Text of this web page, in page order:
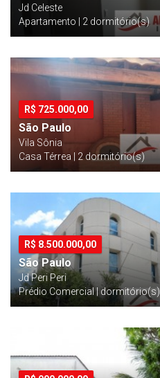
Jd Celeste
Apartamento | 2 dormitório(s)
R$ 725.000,00
São Paulo
Vila Sônia
Casa Térrea | 2 dormitório(s)
R$ 8.500.000,00
São Paulo
Jd Peri Peri
Prédio Comercial | dormitório(s)